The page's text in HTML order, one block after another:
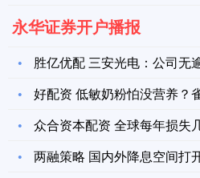
永华证券开户播报
胜亿优配 三安光电：公司无
好配资 低敏奶粉怕没营养？
众合资本配资 全球每年损失几十亿
两融策略 国内外降息空间打开将